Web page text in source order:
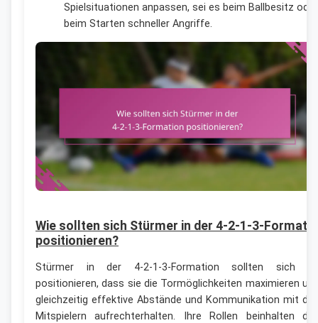
Spielsituationen anpassen, sei es beim Ballbesitz oder
beim Starten schneller Angriffe.
Wie sollten sich Stürmer in der 4-2-1-3-
positionieren?
Stürmer in der 4-2-1-3-Formation sollten sich
positionieren, dass sie die Tormöglichkeiten maximieren
gleichzeitig effektive Abstände und Kommunikation mit
Mitspielern aufrechterhalten. Ihre Rollen beinhalten